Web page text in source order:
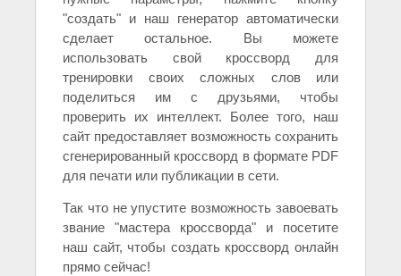
"создать" и наш генератор автоматически
сделает остальное. Вы можете
использовать свой кроссворд для
тренировки своих сложных слов или
поделиться им с друзьями, чтобы
проверить их интеллект. Более того, наш
сайт предоставляет возможность сохранить
сгенерированный кроссворд в формате PDF
для печати или публикации в сети.
Так что не упустите возможность завоевать
звание "мастера кроссворда" и посетите
наш сайт, чтобы создать кроссворд онлайн
прямо сейчас!